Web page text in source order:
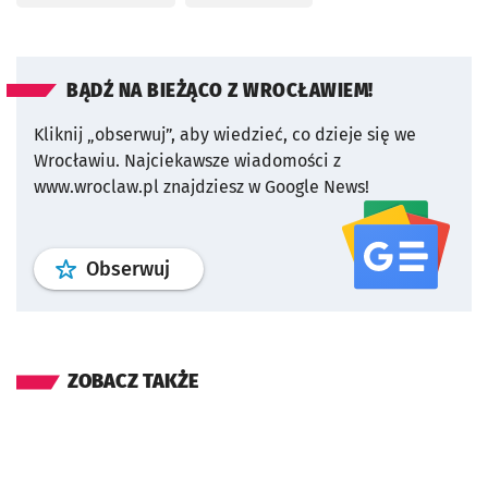
BĄDŹ NA BIEŻĄCO Z WROCŁAWIEM!
Kliknij „obserwuj”, aby wiedzieć, co dzieje się we
Wrocławiu. Najciekawsze wiadomości z
www.wroclaw.pl znajdziesz w Google News!
Obserwuj profil serwisu
ZOBACZ TAKŻE